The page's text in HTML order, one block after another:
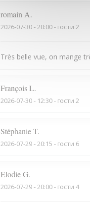
romain A
2026-07-30- 20:00 - гости 2
Très belle vue, on mange
FrançoisL
2026-07-30- 12:30 - гости 2
StéphanieT
2026-07-29- 20:15 - гости 6
ElodieG
2026-07-29- 20:00 - гости 4